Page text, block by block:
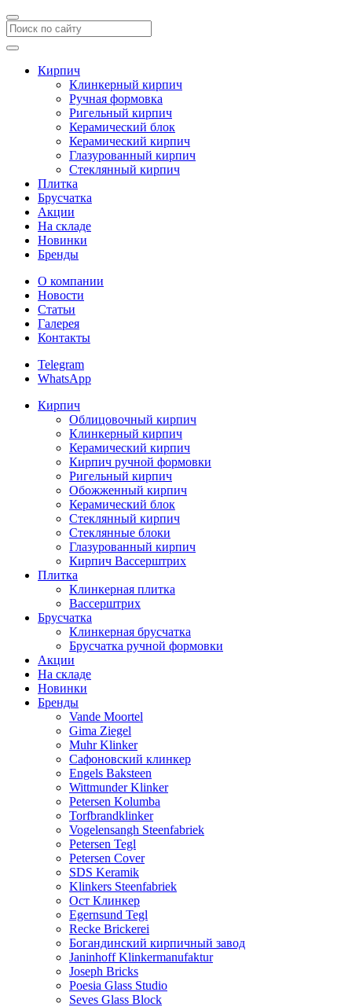
Кирпич
Клинкерный кирпич
Ручная формовка
Ригельный кирпич
Керамический блок
Керамический кирпич
Глазурованный кирпич
Стеклянный кирпич
Плитка
Брусчатка
Акции
На складе
Новинки
Бренды
О компании
Новости
Статьи
Галерея
Контакты
Telegram
WhatsApp
Кирпич
Облицовочный кирпич
Клинкерный кирпич
Керамический кирпич
Кирпич ручной формовки
Ригельный кирпич
Обожженный кирпич
Керамический блок
Стеклянный кирпич
Стеклянные блоки
Глазурованный кирпич
Кирпич Вассерштрих
Плитка
Клинкерная плитка
Вассерштрих
Брусчатка
Клинкерная брусчатка
Брусчатка ручной формовки
Акции
На складе
Новинки
Бренды
Vande Moortel
Gima Ziegel
Muhr Klinker
Сафоновский клинкер
Engels Baksteen
Wittmunder Klinker
Petersen Kolumba
Torfbrandklinker
Vogelensangh Steenfabriek
Petersen Tegl
Petersen Cover
SDS Keramik
Klinkers Steenfabriek
Ост Клинкер
Egernsund Tegl
Recke Brickerei
Богандинский кирпичный завод
Janinhoff Klinkermanufaktur
Joseph Bricks
Poesia Glass Studio
Seves Glass Block